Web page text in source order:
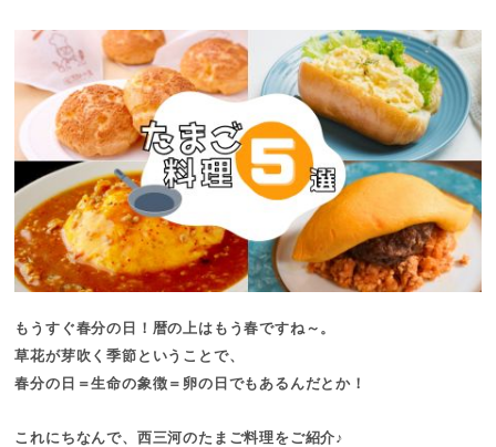
もうすぐ春分の日！暦の上はもう春ですね～。
草花が芽吹く季節ということで、
春分の日＝生命の象徴＝卵の日でもあるんだとか！
これにちなんで、西三河のたまご料理をご紹介♪